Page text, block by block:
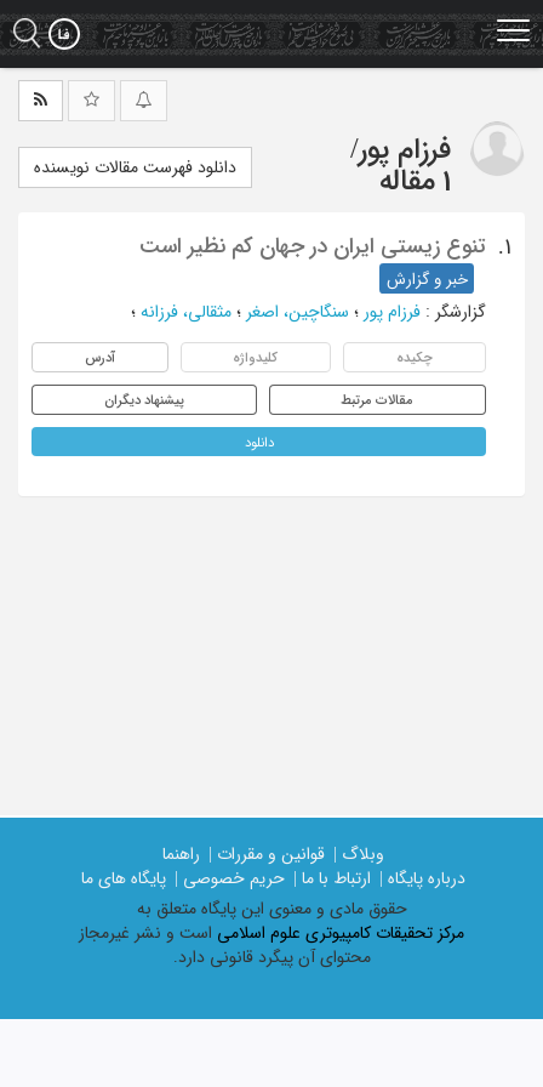
Skip
to
main
فرزام پور/
1 مقاله
دانلود فهرست مقالات نویسنده
1. تنوع زیستی ایران در جهان کم نظیر است
خبر و گزارش
گزارشگر : فرزام پور ؛ سنگاچین، اصغر ؛ مثقالی، فرزانه ؛
چکیده کلیدواژه آدرس
مقالات مرتبط پیشنهاد دیگران
دانلود
وبلاگ | قوانین و مقررات |
راهنما
درباره پایگاه |
ارتباط با ما | حریم خصوصی |
پایگاه های ما
حقوق مادی و معنوی اين پايگاه متعلق به
مرکز تحقیقات کامپیوتری علوم اسلامی است و نشر غیرمجاز
محتوای آن پیگرد قانونی دارد.